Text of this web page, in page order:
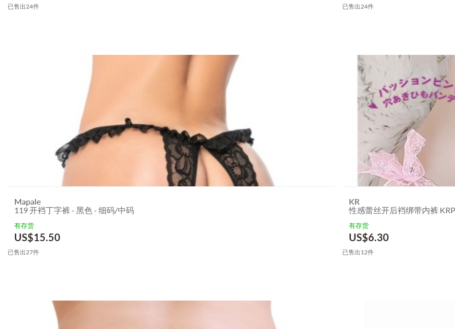
已售出24件 已售出24件
Mapale
119 开裆丁字裤 - 黑色 - 细码/中码
有存货
US$15.50
已售出27件
KR
性感蕾丝开后裆绑带内裤
有存货
US$6.30
已售出12件